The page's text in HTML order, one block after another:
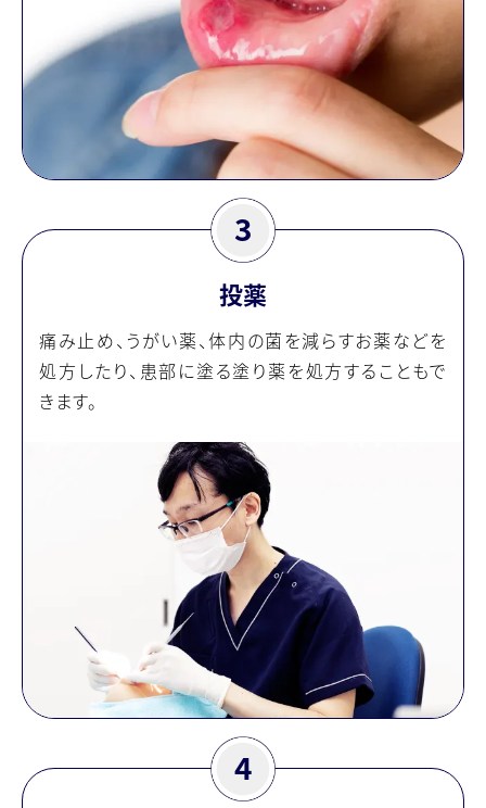
投薬
痛み止め、うがい薬、体内の菌を減らすお薬などを
処方したり、患部に塗る塗り薬を処方することもで
きます。